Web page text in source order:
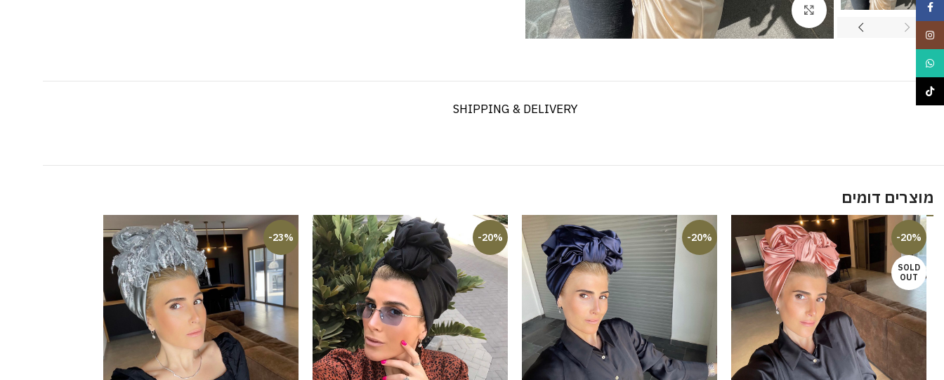
Click to enlarge
SHIPPING & DELIVERY
מוצרים דומים
-20%
SOLD
OUT
-20%
-20%
-23%
Facebook
Instagram